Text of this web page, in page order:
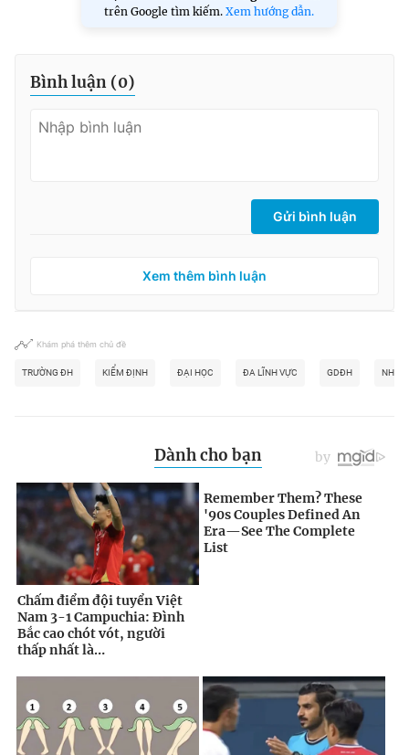
trên Google tìm kiếm. Xem hướng dẫn.
Bình luận (0)
Gửi bình luận
Xem thêm bình luận
Khám phá thêm chủ đề
TRƯỜNG ĐH KIỂM ĐỊNH ĐẠI HỌC ĐA LĨNH VỰC GDĐH